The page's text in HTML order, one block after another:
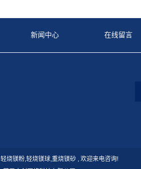
新闻中心 在线留言
轻烧镁粉,轻烧镁球,重烧镁砂 , 欢迎来电咨询!